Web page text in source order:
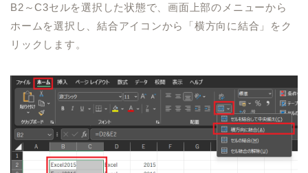
B2 ～C3セルを選択した状態で、 画面上部のメニューから
ホームを選択し、結合アイコンから「横方向に結合」をク
リックします。